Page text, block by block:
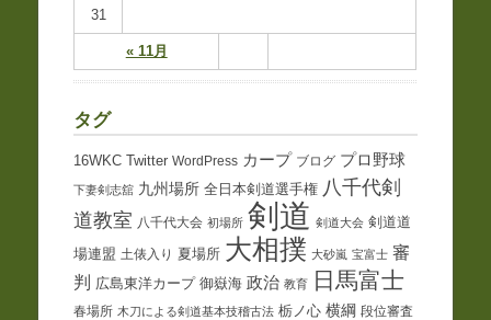
« 11月
31
タグ
16WKC Twitter WordPress カープ ブログ プロ野球
下妻剣志舘 九州場所 全日本剣道選手権 八千代剣
道教室 八千代大会 初場所 剣道 剣道大会 剣道道
場連盟 土俵入り 夏場所 大相撲 大砂嵐 宝富士 審
判
広島東洋カープ 御嶽海 政治 教育 日馬富士
春場所 木刀による剣道基本技稽古法 栃ノ心 横綱 段位審査